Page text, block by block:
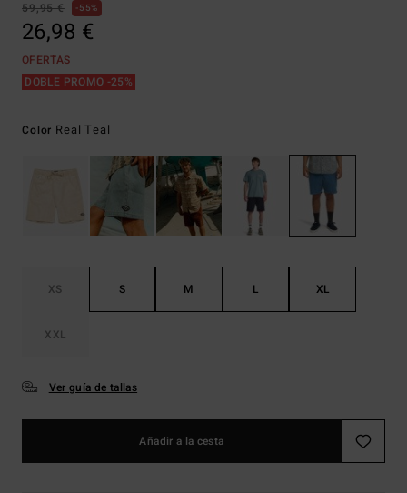
59,95 € 55%
26,98 €
OFERTAS
DOBLE PROMO -25%
Color Real Teal
XS S M L XL
XXL
Ver guía de tallas
Añadir a la cesta